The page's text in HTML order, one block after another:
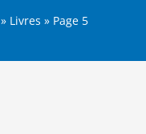
» Livres » Page 5